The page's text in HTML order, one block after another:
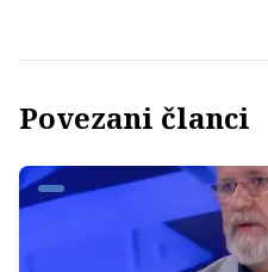
Povezani članci